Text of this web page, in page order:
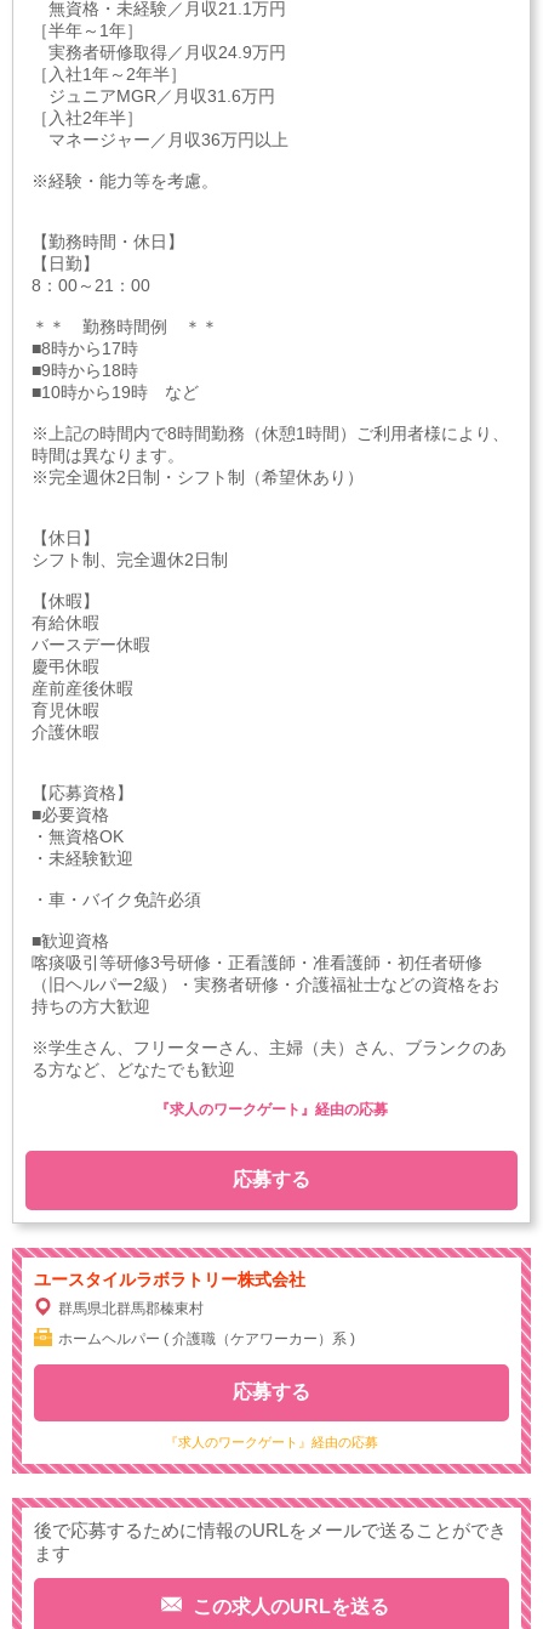
無資格・未経験／月収21.1万円
［半年～1年］
実務者研修取得／月収24.9万円
［入社1年～2年半］
ジュニアMGR／月収31.6万円
［入社2年半］
マネージャー／月収36万円以上
※経験・能力等を考慮。
【勤務時間・休日】
【日勤】
8：00～21：00
＊＊ 勤務時間例 ＊＊
■8時から17時
■9時から18時
■10時から19時 など
※上記の時間内で8時間勤務（休憩1時間）ご利用者様により、
時間は異なります。
※完全週休2日制・シフト制（希望休あり）
【休日】
シフト制、完全週休2日制
【休暇】
有給休暇
バースデー休暇
慶弔休暇
産前産後休暇
育児休暇
介護休暇
【応募資格】
■必要資格
・無資格OK
・未経験歓迎
・車・バイク免許必須
■歓迎資格
喀痰吸引等研修3号研修・正看護師・准看護師・初任者研修
（旧ヘルパー2級）・実務者研修・介護福祉士などの資格をお
持ちの方大歓迎
※学生さん、フリーターさん、主婦（夫）さん、ブランクのあ
る方など、どなたでも歓迎
応募する
『求人のワークゲート』経由の応募
ユースタイルラボラトリー株式会社
群馬県北群馬郡榛東村
ホームヘルパー ( 介護職（ケアワーカー）系 )
『求人のワークゲート』経由の応募
応募する
後で応募するために情報のURLをメールで送ることができ
ます
この求人のURLを送る